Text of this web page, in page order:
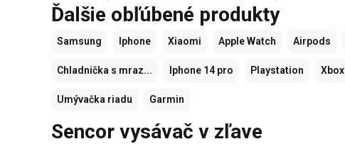
Ďalšie obľúbené produkty
Samsung Iphone Xiaomi Apple Watch Airpods
Chladnička s mraz... Iphone 14 pro Playstation Xbox
Umývačka riadu Garmin
Sencor vysávač v zľave